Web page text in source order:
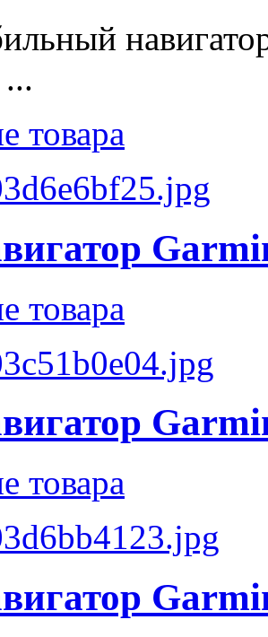
товара
товара
товара